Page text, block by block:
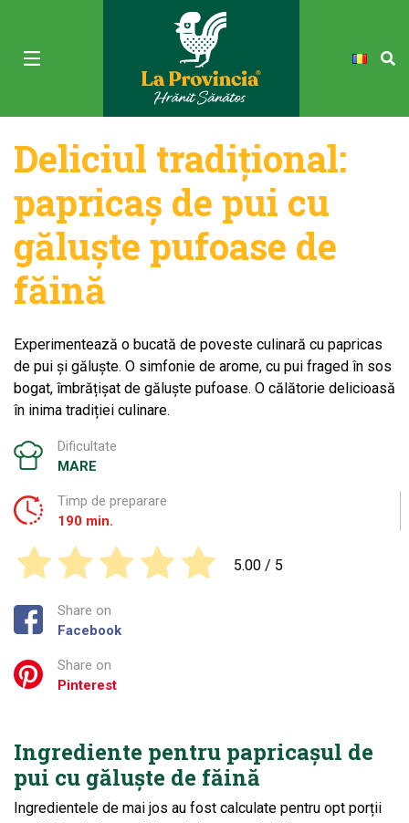
Deliciul tradițional:
papricaș de pui cu
găluște pufoase de
făină
Experimentează o bucată de poveste culinară cu papricas
de pui și găluște. O simfonie de arome, cu pui fraged în sos
bogat, îmbrățișat de găluște pufoase. O călătorie delicioasă
în inima tradiției culinare.
Dificultate
MARE
Timp de preparare
190 min.
5.00 / 5
Share on
Facebook
Share on
Pinterest
Ingrediente pentru papricașul de
pui cu găluște de făină
Ingredientele de mai jos au fost calculate pentru opt porții